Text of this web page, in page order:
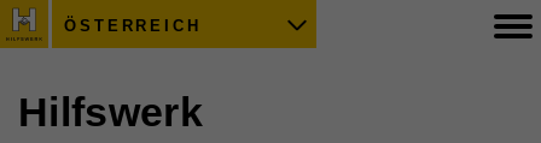
ÖSTERREICH
Hilfswerk